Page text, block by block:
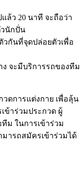
ล้ว 20 นาที จะถือว่า
วนักปั่น
กันที่จุดปล่อยตัวเพื่อ
จะมีบริการรถของทีม
ดการแต่งกาย เพื่อลุ้น
ข้าร่วมประกวด ผู้
ม ในการเข้าร่วม
ารถสมัครเข้าร่วมได้